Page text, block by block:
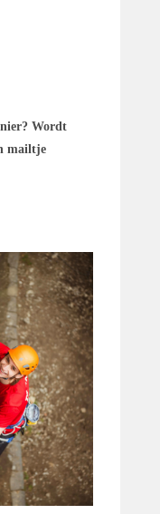
Wordt
mailtje